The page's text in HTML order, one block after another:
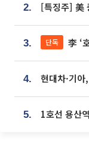
2.
3. 단독 李 ‘호
4.
5.